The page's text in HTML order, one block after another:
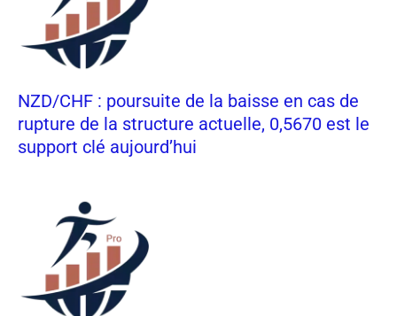
NZD/CHF : poursuite de la baisse en cas de
rupture de la structure actuelle, 0,5670 est le
support clé aujourd’hui